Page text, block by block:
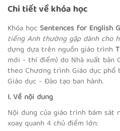
REVIEW 1
UNIT 3.1 - TEEN
PRESSURE
Chi tiết về khóa học
Khóa học Sentences for English
tiếng Anh thường gặp dành cho
dựng dựa trên nguồn giáo trình
mới - thí điểm) do Nhà xuất bản
theo Chương trình Giáo dục
Giáo dục - Đào tạo ban hành.
I. Về nội dung
Nội dung của giáo trình bám sát
xoay quanh 4 chủ điểm lớn: